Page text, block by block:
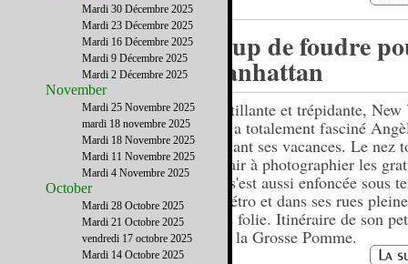
Coup de foudre
Manhattan
Scintillante et trépidante,
City a totalement fasciné
pendant ses vacances. Le nez
en l'air à photographier les
elle s'est aussi enfoncée sous
le métro et dans ses rues
et de folie. Itinéraire de son
dans la Grosse Pomme.
Mardi 30 Décembre 2025
Mardi 23 Décembre 2025
Mardi 16 Décembre 2025
Mardi 9 Décembre 2025
Mardi 2 Décembre 2025
November
Mardi 25 Novembre 2025
mardi 18 novembre 2025
Mardi 18 Novembre 2025
Mardi 11 Novembre 2025
Mardi 4 Novembre 2025
October
Mardi 28 Octobre 2025
Mardi 21 Octobre 2025
vendredi 17 octobre 2025
Mardi 14 Octobre 2025